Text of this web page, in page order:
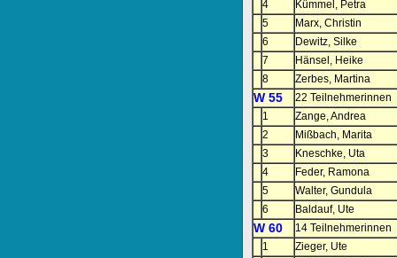
4
Kümmel, Petra
5
Marx, Christin
6
Dewitz, Silke
7
Hänsel, Heike
8
Zerbes, Martina
W 55
22 Teilnehmerinnen
1
Zange, Andrea
2
Mißbach, Marita
3
Kneschke, Uta
4
Feder, Ramona
5
Walter, Gundula
6
Baldauf, Ute
W 60
14 Teilnehmerinnen
1
Zieger, Ute